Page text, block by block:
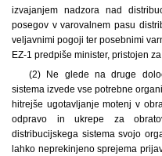
izvajanjem nadzora nad
posegov v varovalnem pasu
veljavnimi pogoji ter posebnimi
EZ-1 predpiše minister, pristojen
(2) Ne glede na druge
sistema izvede vse potrebne
hitrejše ugotavljanje motenj v
odpravo in ukrepe za
distribucijskega sistema svojo
lahko neprekinjeno sprejema